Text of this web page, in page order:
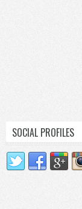
SOCIAL PROFILES